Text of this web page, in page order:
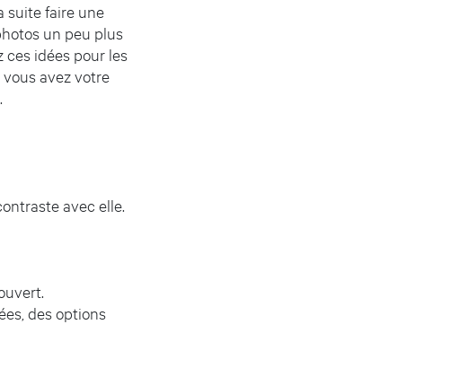
suite faire une
un peu plus
ces idées pour les
avez votre
avec elle.
des options